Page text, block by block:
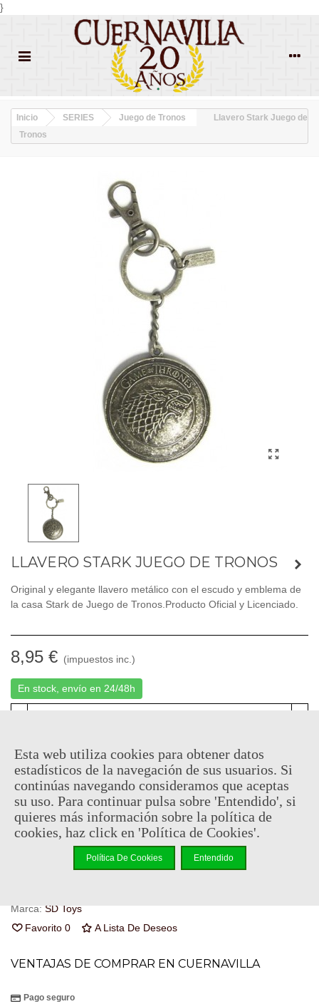
}
Inicio SERIES Juego de Tronos
Llavero Stark Juego de
Tronos
LLAVERO STARK JUEGO DE TRONOS
Original y elegante llavero metálico con el escudo y emblema de
la casa Stark de Juego de Tronos.Producto Oficial y Licenciado.
8,95 € (impuestos inc.)
En stock, envío en 24/48h
Añadir Al Carrito
Código QR Compartir
Al comprar este producto puedes juntar hasta4 puntos de
fidelidad. Su cesta sera de 4 puntos de fidelidadque se puede
convertir en un cupón de€ 0.03.
Marca: SD Toys
Favorito 0 A Lista De Deseos
VENTAJAS DE COMPRAR EN CUERNAVILLA
Pago seguro
Esta web utiliza cookies para obtener datos
estadísticos de la navegación de sus usuarios. Si
continúas navegando consideramos que aceptas
su uso. Para continuar pulsa sobre 'Entendido', si
quieres más información sobre la política de
cookies, haz click en 'Política de Cookies'.
Política De Cookies Entendido